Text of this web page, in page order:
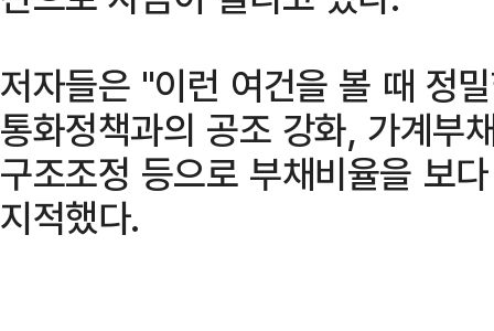
저자들은 "이런 여건을 볼 때 정
통화정책과의 공조 강화, 가계부
구조조정 등으로 부채비율을 보
지적했다.